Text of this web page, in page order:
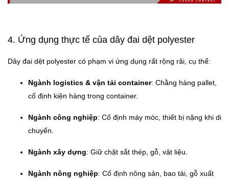
4. Ứng dụng thực tế của dây đai dệt polyester
Dây đai dệt polyester có phạm vi ứng dụng rất rộng rãi, cụ thể:
Ngành logistics & vận tải container: Chằng hàng pallet,
cố định kiện hàng trong container.
Ngành công nghiệp: Cố định máy móc, thiết bị nặng khi di
chuyển.
Ngành xây dựng: Giữ chặt sắt thép, gỗ, vật liệu.
Ngành nông nghiệp: Cố định nông sản, bao tải, gỗ xuất